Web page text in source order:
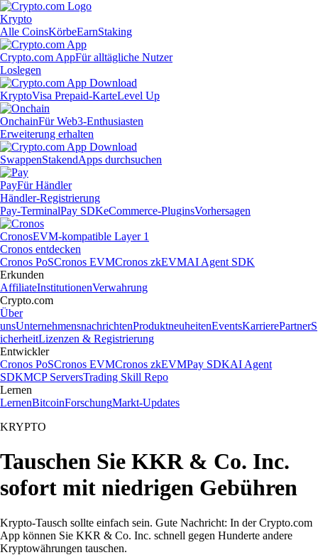
Krypto
Alle CoinsKörbeEarnStaking
Crypto.com AppFür alltägliche Nutzer
Loslegen
KryptoVisa Prepaid-KarteLevel Up
OnchainFür Web3-Enthusiasten
Erweiterung erhalten
SwappenStakendApps durchsuchen
PayFür Händler
Händler-Registrierung
Pay-TerminalPay SDKeCommerce-PluginsVorhersagen
CronosEVM-kompatible Layer 1
Cronos entdecken
Cronos PoSCronos EVMCronos zkEVMAI Agent SDK
Erkunden
AffiliateInstitutionenVerwahrung
Crypto.com
Über
unsUnternehmensnachrichtenProduktneuheitenEventsKarrierePartnerS
icherheitLizenzen & Registrierung
Entwickler
Cronos PoSCronos EVMCronos zkEVMPay SDKAI Agent
SDKMCP ServersTrading Skill Repo
Lernen
LernenBitcoinForschungMarkt-Updates
KRYPTO
Tauschen Sie KKR & Co. Inc.
sofort mit niedrigen Gebühren
Krypto-Tausch sollte einfach sein. Gute Nachricht: In der Crypto.com
App können Sie KKR & Co. Inc. schnell gegen Hunderte andere
Kryptowährungen tauschen.